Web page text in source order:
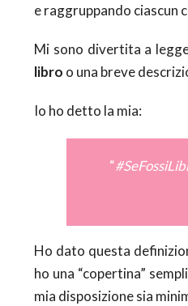
e raggruppando ciascun
Mi sono divertita a
libro o una breve
Io ho detto la mia:
“
Ho dato questa
ho una “copertina”
mia disposizione sia